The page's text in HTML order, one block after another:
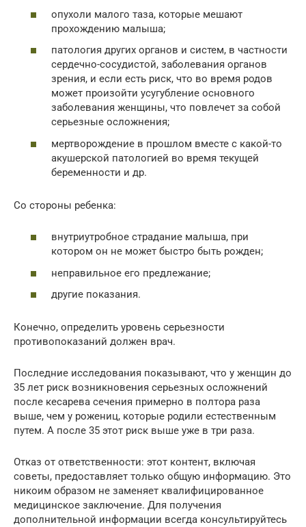
опухоли малого таза, которые мешают
прохождению малыша;
патология других органов и систем, в частности
сердечно-сосудистой, заболевания органов
зрения, и если есть риск, что во время родов
может произойти усугубление основного
заболевания женщины, что повлечет за собой
серьезные осложнения;
мертворождение в прошлом вместе с какой-то
акушерской патологией во время текущей
беременности и др.
Со стороны ребенка:
внутриутробное страдание малыша, при
котором он не может быстро быть рожден;
неправильное его предлежание;
другие показания.
Конечно, определить уровень серьезности
противопоказаний должен врач.
Последние исследования показывают, что у женщин до
35 лет риск возникновения серьезных осложнений
после кесарева сечения примерно в полтора раза
выше, чем у рожениц, которые родили естественным
путем. А после 35 этот риск выше уже в три раза.
Отказ от ответственности: этот контент, включая
советы, предоставляет только общую информацию. Это
никоим образом не заменяет квалифицированное
медицинское заключение. Для получения
дополнительной информации всегда консультируйтесь